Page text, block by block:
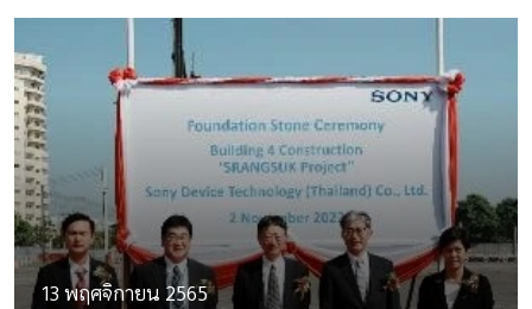
13 พฤศจิกายน 2565